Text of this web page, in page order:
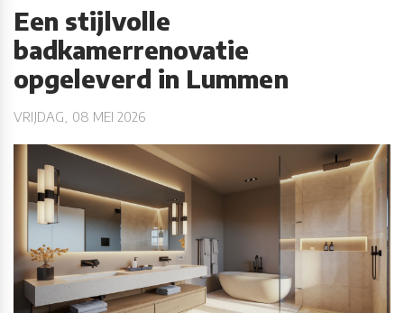
Een stijlvolle
badkamerrenovatie
opgeleverd in Lummen
VRIJDAG, 08 MEI 2026